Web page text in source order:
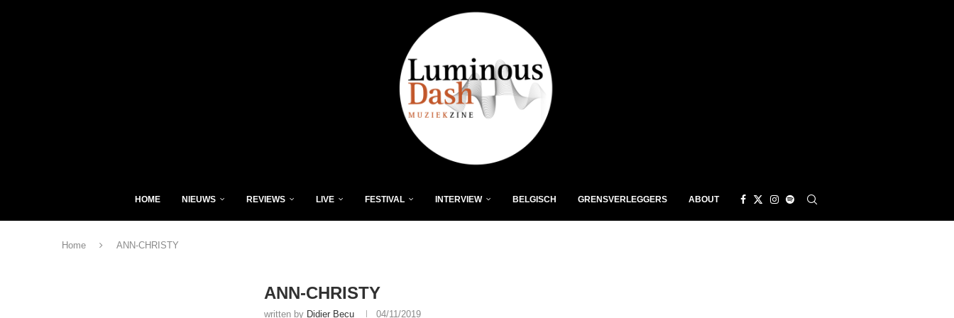
HOME NIEUWS REVIEWS LIVE FESTIVAL INTERVIEW BELGISCH GRENSVERLEGGERS ABOUT
Home ANN-CHRISTY
ANN-CHRISTY
written by Didier Becu 04/11/2019